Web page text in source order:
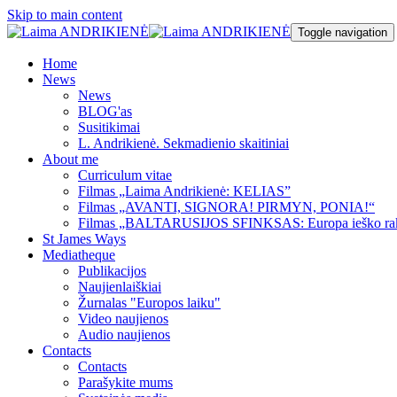
Skip to main content
Toggle navigation
Home
News
News
BLOG'as
Susitikimai
L. Andrikienė. Sekmadienio skaitiniai
About me
Curriculum vitae
Filmas „Laima Andrikienė: KELIAS”
Filmas „AVANTI, SIGNORA! PIRMYN, PONIA!“
Filmas „BALTARUSIJOS SFINKSAS: Europa ieško
St James Ways
Mediatheque
Publikacijos
Naujienlaiškiai
Žurnalas "Europos laiku"
Video naujienos
Audio naujienos
Contacts
Contacts
Parašykite mums